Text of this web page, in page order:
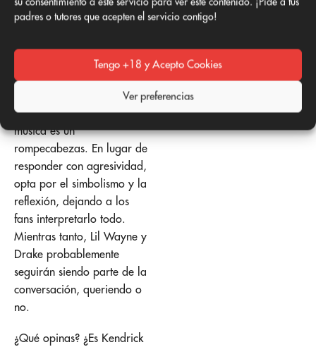
padres o tutores que acepten el servicio contigo!
Tengo +18 y Acepto Cookies
Ver preferencias
juego, aferrándose a sus
glorias pasadas.
Conclusión: Kendrick, el
rey del misterio
Como siempre, Kendrick
Lamar demuestra que su
música es un
rompecabezas. En lugar de
responder con agresividad,
opta por el simbolismo y la
reflexión, dejando a los
fans interpretarlo todo.
Mientras tanto, Lil Wayne y
Drake probablemente
seguirán siendo parte de la
conversación, queriendo o
no.
¿Qué opinas? ¿Es Kendrick